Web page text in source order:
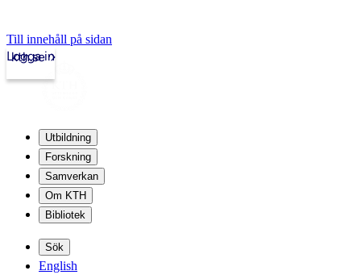
Till innehåll på sidan
kth.se
Logga in
Utbildning
Forskning
Samverkan
Om KTH
Bibliotek
Sök
English